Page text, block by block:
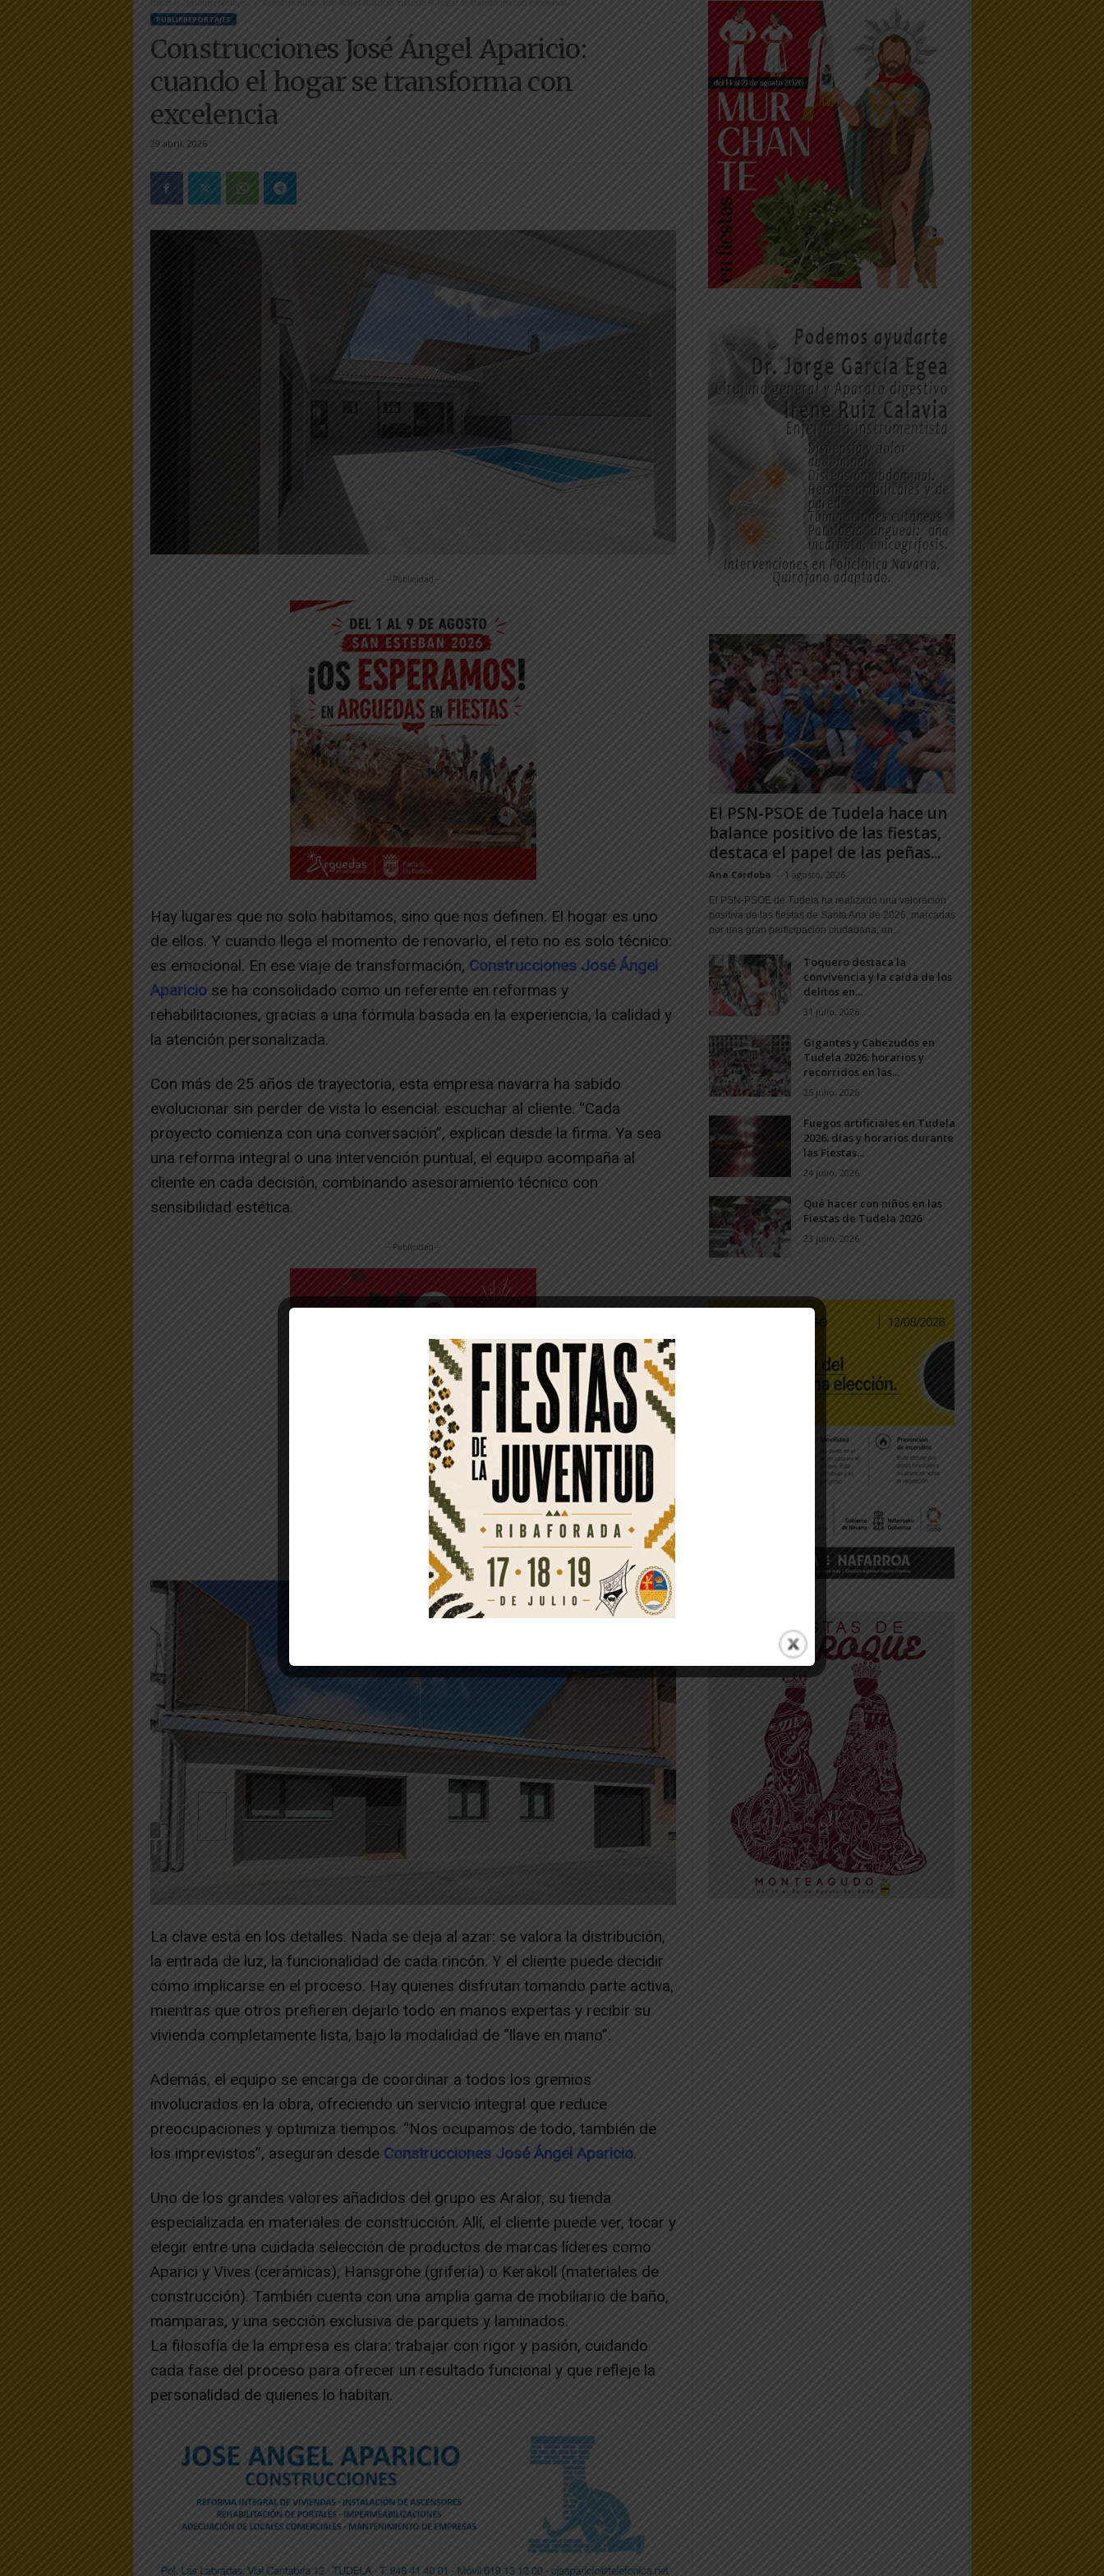
Publirreportajes Construcciones José Ángel Aparicio: cuando el hogar se transforma con excelencia
PUBLIRREPORTAJES
Construcciones José Ángel Aparicio:
cuando el hogar se transforma con
excelencia
29 abril, 2026
-- Publicidad --
Hay lugares que no solo habitamos, sino que nos definen. El hogar es uno
de ellos. Y cuando llega el momento de renovarlo, el reto no es solo técnico:
es emocional. En ese viaje de transformación, Construcciones José Ángel
Apariciose ha consolidado como un referente en reformas y
rehabilitaciones, gracias a una fórmula basada en la experiencia, la calidad y
la atención personalizada.
Con más de 25 años de trayectoria, esta empresa navarra ha sabido
evolucionar sin perder de vista lo esencial: escuchar al cliente. “Cada
proyecto comienza con una conversación”, explican desde la firma. Ya sea
una reforma integral o una intervención puntual, el equipo acompaña al
cliente en cada decisión, combinando asesoramiento técnico con
sensibilidad estética.
-- Publicidad --
La clave está en los detalles. Nada se deja al azar: se valora la distribución,
la entrada de luz, la funcionalidad de cada rincón. Y el cliente puede decidir
cómo implicarse en el proceso. Hay quienes disfrutan tomando parte activa,
mientras que otros prefieren dejarlo todo en manos expertas y recibir su
vivienda completamente lista, bajo la modalidad de “llave en mano”.
Además, el equipo se encarga de coordinar a todos los gremios
involucrados en la obra, ofreciendo un servicio integral que reduce
preocupaciones y optimiza tiempos. “Nos ocupamos de todo, también de
los imprevistos”, aseguran desde Construcciones José Ángel Aparicio.
Uno de los grandes valores añadidos del grupo es Aralor, su tienda
especializada en materiales de construcción. Allí, el cliente puede ver, tocar y
elegir entre una cuidada selección de productos de marcas líderes como
Aparici y Vives (cerámicas), Hansgrohe (grifería) o Kerakoll (materiales de
construcción). También cuenta con una amplia gama de mobiliario de baño,
mamparas, y una sección exclusiva de parquets y laminados.
La filosofía de la empresa es clara: trabajar con rigor y pasión, cuidando
cada fase del proceso para ofrecer un resultado funcional y que refleje la
personalidad de quienes lo habitan.
El PSN-PSOE de Tudela hace un
balance positivo de las fiestas,
destaca el papel de las peñas...
Ana Córdoba - 1 agosto, 2026
El PSN-PSOE de Tudela ha realizado una valoración
positiva de las fiestas de Santa Ana de 2026, marcadas
por una gran participación ciudadana, un...
Toquero destaca la
convivencia y la caída de los
delitos en...
31 julio, 2026
Gigantes y Cabezudos en
Tudela 2026: horarios y
recorridos en las...
25 julio, 2026
Fuegos artificiales en Tudela
2026: días y horarios durante
las Fiestas...
24 julio, 2026
Qué hacer con niños en las
Fiestas de Tudela 2026
23 julio, 2026